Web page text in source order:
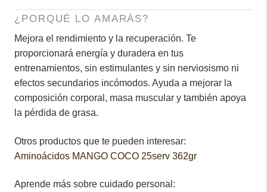
¿PORQUÉ LO AMARÁS?
Mejora el rendimiento y la recuperación. Te
proporcionará energía y duradera en tus
entrenamientos, sin estimulantes y sin nerviosismo ni
efectos secundarios incómodos. Ayuda a mejorar la
composición corporal, masa muscular y también apoya
la pérdida de grasa.
Otros productos que te pueden interesar:
Aminoácidos MANGO COCO 25serv 362gr
Aprende más sobre cuidado personal: